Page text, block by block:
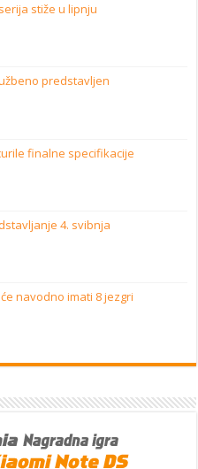
stiže u lipnju
predstavljen
finalne specifikacije
4. svibnja
navodno imati 8 jezgri